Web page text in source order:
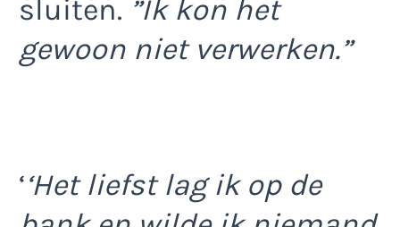
sluiten. ”Ik kon het
gewoon niet verwerken.”
‘‘Het liefst lag ik op de